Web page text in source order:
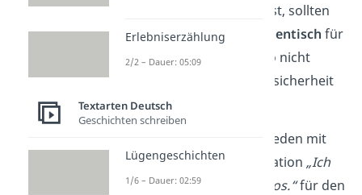
Alltag integrieren kannst, sollten
sierealistischund authentisch für
dich sein. Versuche also nicht
direkt, deine größte Unsicherheit
verändern zu wollen.
Bist du ein sehr unzufrieden mit
dir selbst, ist die Affirmation „Ich
liebe mich bedingungslos.“für den
Erlebniserzählung
2/2 – Dauer: 05:09
Textarten Deutsch
Geschichten schreiben
Lügengeschichten
1/6 – Dauer: 02:59